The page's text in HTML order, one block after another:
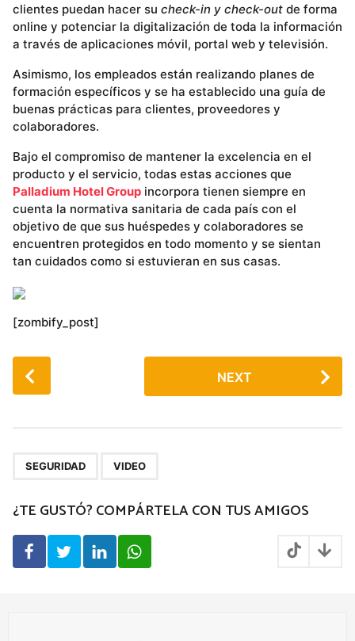
clientes puedan hacer su check-in y check-out de forma
online y potenciar la digitalización de toda la información
a través de aplicaciones móvil, portal web y televisión.
Asimismo, los empleados están realizando planes de
formación específicos y se ha establecido una guía de
buenas prácticas para clientes, proveedores y
colaboradores.
Bajo el compromiso de mantener la excelencia en el
producto y el servicio, todas estas acciones que
Palladium Hotel Group incorpora tienen siempre en
cuenta la normativa sanitaria de cada país con el
objetivo de que sus huéspedes y colaboradores se
encuentren protegidos en todo momento y se sientan
tan cuidados como si estuvieran en sus casas.
[zombify_post]
P
o
i
n
t
NEXT
SEGURIDAD VIDEO
¿TE GUSTÓ? COMPÁRTELA CON TUS AMIGOS